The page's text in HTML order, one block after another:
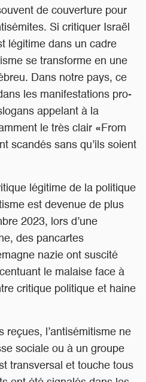
de couverture pour
Si critiquer Israël
légitime dans un cadre
se transforme en une
Dans notre pays, ce
les manifestations pro-
appelant à la
le très clair «From
scandés sans qu’ils soient
légitime de la politique
est devenue de plus
2023, lors d’une
des pancartes
nazie ont suscité
le malaise face à
critique politique et haine
reçues, l’antisémitisme ne
sociale ou à un groupe
transversal et touche tous